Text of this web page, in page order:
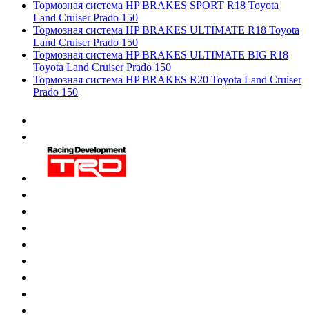
Тормозная система HP BRAKES SPORT R18 Toyota
Land Cruiser Prado 150
Тормозная система HP BRAKES ULTIMATE R18 Toyota
Land Cruiser Prado 150
Тормозная система HP BRAKES ULTIMATE BIG R18
Toyota Land Cruiser Prado 150
Тормозная система HP BRAKES R20 Toyota Land Cruiser
Prado 150